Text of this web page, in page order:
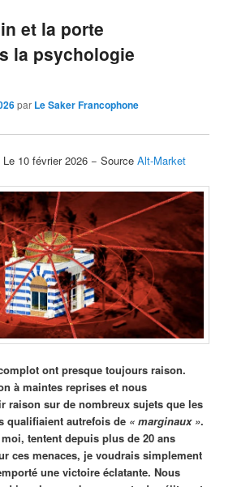
et la porte
la psychologie
par Le Saker Francophone
10 février 2026 − SourceAlt-Market
ont presque toujours raison.
à maintes reprises et nous
raison sur de nombreux sujets que les
qualifiaient autrefois de « marginaux ».
tentent depuis plus de 20 ans
ces menaces, je voudrais simplement
une victoire éclatante. Nous